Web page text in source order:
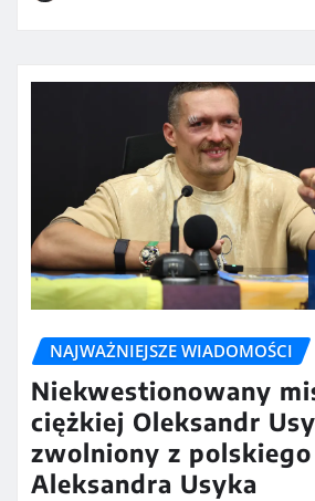
NAJWAŻNIEJSZE WIADOMOŚCI
Niekwestionowany
ciężkiej Oleksandr
zwolniony z
Aleksandra Usyka